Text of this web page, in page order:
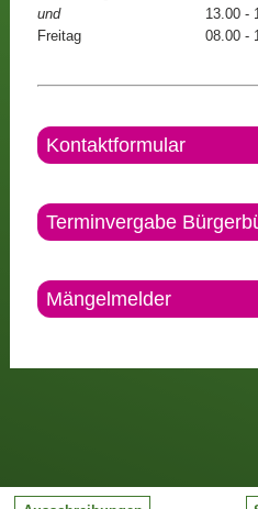
und
13.00 -
Freitag
08.00 -
Kontaktformular
Terminvergabe
Mängelmelder